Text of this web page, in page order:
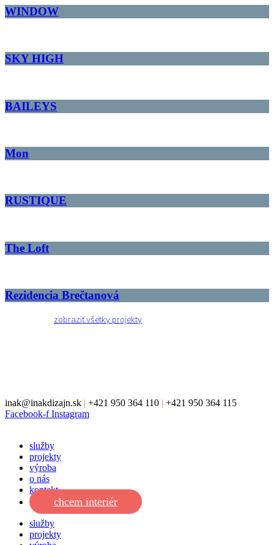
WINDOW
SKY HIGH
BAILEYS
Mon
RUSTIQUE
The Loft
Rezidencia Brečtanová
zobraziť všetky projekty
inak@inakdizajn.sk | +421 950 364 110 | +421 950 364 115
Facebook-f Instagram
služby
projekty
výroba
o nás
kontakt
chcem interiér
služby
projekty